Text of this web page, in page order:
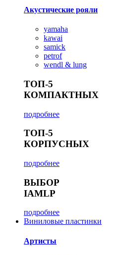
Акустические рояли
yamaha
kawai
samick
petrof
wendl & lung
ТОП-5
КОМПАКТНЫХ
подробнее
ТОП-5
КОРПУСНЫХ
подробнее
ВЫБОР
IAMLP
подробнее
Виниловые пластинки
Артисты